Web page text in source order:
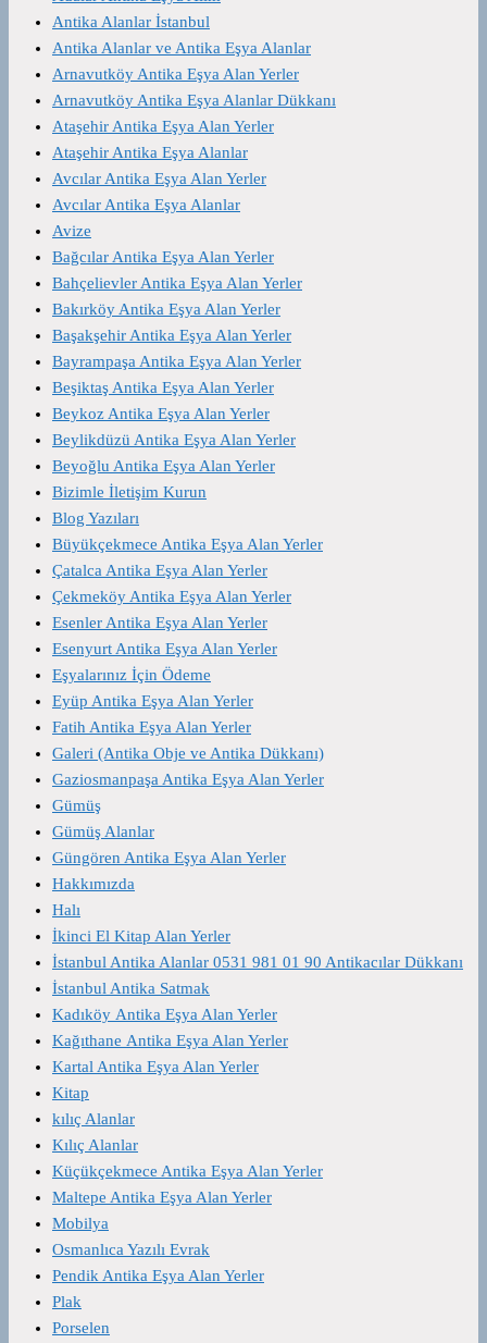
Antika Alanlar İstanbul
Antika Alanlar ve Antika Eşya Alanlar
Arnavutköy Antika Eşya Alan Yerler
Arnavutköy Antika Eşya Alanlar Dükkanı
Ataşehir Antika Eşya Alan Yerler
Ataşehir Antika Eşya Alanlar
Avcılar Antika Eşya Alan Yerler
Avcılar Antika Eşya Alanlar
Avize
Bağcılar Antika Eşya Alan Yerler
Bahçelievler Antika Eşya Alan Yerler
Bakırköy Antika Eşya Alan Yerler
Başakşehir Antika Eşya Alan Yerler
Bayrampaşa Antika Eşya Alan Yerler
Beşiktaş Antika Eşya Alan Yerler
Beykoz Antika Eşya Alan Yerler
Beylikdüzü Antika Eşya Alan Yerler
Beyoğlu Antika Eşya Alan Yerler
Bizimle İletişim Kurun
Blog Yazıları
Büyükçekmece Antika Eşya Alan Yerler
Çatalca Antika Eşya Alan Yerler
Çekmeköy Antika Eşya Alan Yerler
Esenler Antika Eşya Alan Yerler
Esenyurt Antika Eşya Alan Yerler
Eşyalarınız İçin Ödeme
Eyüp Antika Eşya Alan Yerler
Fatih Antika Eşya Alan Yerler
Galeri (Antika Obje ve Antika Dükkanı)
Gaziosmanpaşa Antika Eşya Alan Yerler
Gümüş
Gümüş Alanlar
Güngören Antika Eşya Alan Yerler
Hakkımızda
Halı
İkinci El Kitap Alan Yerler
İstanbul Antika Alanlar 0531 981 01 90 Antikacılar Dükkanı
İstanbul Antika Satmak
Kadıköy Antika Eşya Alan Yerler
Kağıthane Antika Eşya Alan Yerler
Kartal Antika Eşya Alan Yerler
Kitap
kılıç Alanlar
Kılıç Alanlar
Küçükçekmece Antika Eşya Alan Yerler
Maltepe Antika Eşya Alan Yerler
Mobilya
Osmanlıca Yazılı Evrak
Pendik Antika Eşya Alan Yerler
Plak
Porselen